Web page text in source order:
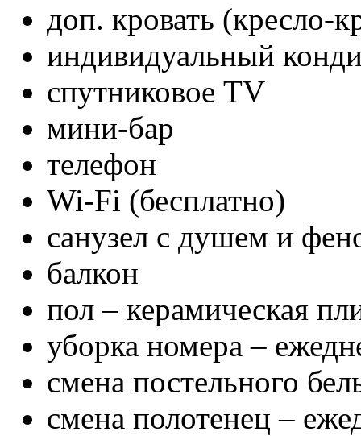
доп. кровать (кресло-
индивидуальный
спутниковое TV
мини-бар
телефон
Wi-Fi (бесплатно)
санузел с душем и
балкон
пол – керамическая
уборка номера –
смена постельного
смена полотенец –